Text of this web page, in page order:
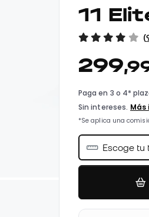
11
(
299,
Escoge tu